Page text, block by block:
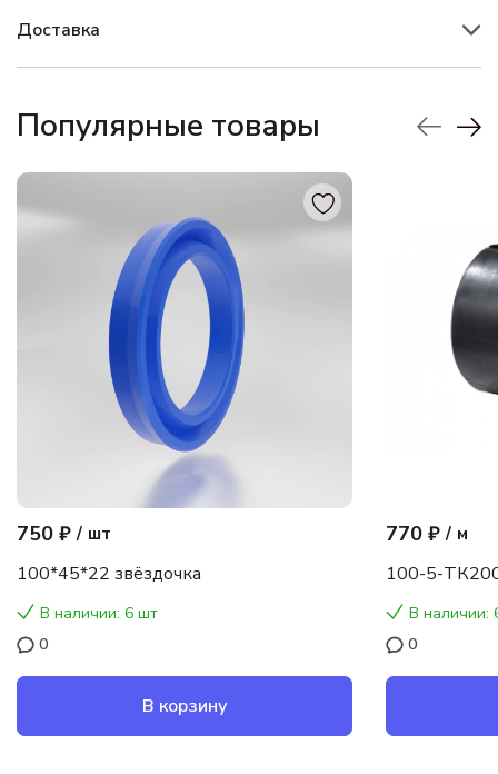
Доставка
Популярные товары
750 ₽ / шт
100*45*22 звёздочка
В наличии: 6 шт
0
В корзину
770 ₽ / м
100-5-
В наличии:
0